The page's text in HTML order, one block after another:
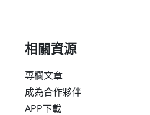
相關資源
專欄文章
成為合作夥伴
APP下載